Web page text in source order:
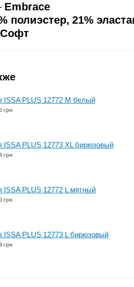
Embrace
полиэстер, 21%
Софт
ISSA PLUS 12772 M белый
грн
ISSA PLUS 12773 XL бирюзовый
грн
ISSA PLUS 12772 L мятный
грн
ISSA PLUS 12773 L бирюзовый
грн